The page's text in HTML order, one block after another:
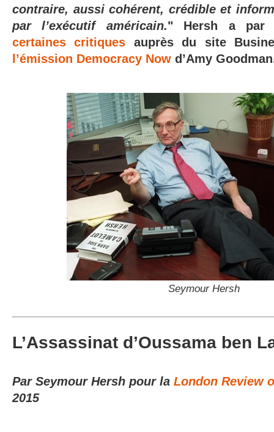
contraire, aussi cohérent, crédible et
par l’exécutif américain." Hersh a par
certaines critiques auprès du site
l’émission Democracy Now d’Amy
Seymour Hersh
L’Assassinat d’Oussama ben
Par Seymour Hersh pour la London Review
2015